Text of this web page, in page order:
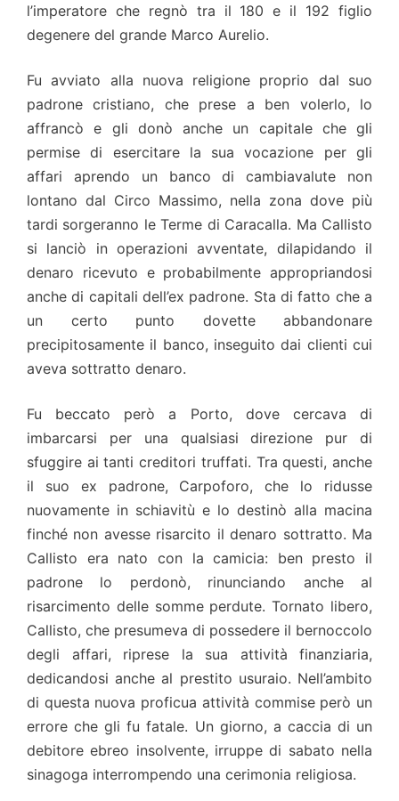
l’imperatore che regnò tra il 180 e il 192 figlio
degenere del grande Marco Aurelio.
Fu avviato alla nuova religione proprio dal suo
padrone cristiano, che prese a ben volerlo, lo
affrancò e gli donò anche un capitale che gli
permise di esercitare la sua vocazione per gli
affari aprendo un banco di cambiavalute non
lontano dal Circo Massimo, nella zona dove più
tardi sorgeranno le Terme di Caracalla. Ma Callisto
si lanciò in operazioni avventate, dilapidando il
denaro ricevuto e probabilmente appropriandosi
anche di capitali dell’ex padrone. Sta di fatto che a
un certo punto dovette abbandonare
precipitosamente il banco, inseguito dai clienti cui
aveva sottratto denaro.
Fu beccato però a Porto, dove cercava di
imbarcarsi per una qualsiasi direzione pur di
sfuggire ai tanti creditori truffati. Tra questi, anche
il suo ex padrone, Carpoforo, che lo ridusse
nuovamente in schiavitù e lo destinò alla macina
finché non avesse risarcito il denaro sottratto. Ma
Callisto era nato con la camicia: ben presto il
padrone lo perdonò, rinunciando anche al
risarcimento delle somme perdute. Tornato libero,
Callisto, che presumeva di possedere il bernoccolo
degli affari, riprese la sua attività finanziaria,
dedicandosi anche al prestito usuraio. Nell’ambito
di questa nuova proficua attività commise però un
errore che gli fu fatale. Un giorno, a caccia di un
debitore ebreo insolvente, irruppe di sabato nella
sinagoga interrompendo una cerimonia religiosa.